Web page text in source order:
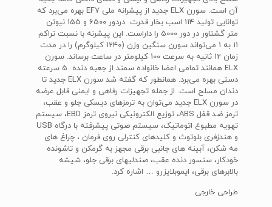
آن است. سورن ELX جدید از پیشرانه ملی EF7 بهره می‌برد که
توانایی تولید 114 اسب بخار قدرت دردور 6500 و 155 نیوتن
متر گشتاور در دور 5000 را داراست. این پیشرنه با نسبت تراکم
11 به 1 می‌تواند سورن سنگین وزن (1240 کیلوگرم) را در مدت
زمان 12 ثانیه به سرعت 100 کیلومتر در ساعت برساند. سورن
ELX همانند تمامی اعضا خانواده سمند از جعبه دنده 5 سرعته
دستی بهره می‌برد. همانطور که گفته شد سورن ELX جدید تا
دندان مسلح است. از جمله تجهیزات رفاهی و ایمنی قابل عرضه
در سورن ELX جدید می‌توان به ترمزهای دیسکی جلو و عقب،
ترمز ضد قفل ABS، توزیع الکترونیکی نیروی ترمز EBD، سیستم
تهویه مطبوع اتوماتیک، سیستم صوتی پیشرفته با درگاه USB
و هندزفری بلوتوث و کلیدهای کنترلی روی فرمان ، چراغ های
مه شکن، آبینه های جانبی برقی مجهز به گرمکن و تاشونده
خودکار، سنسور دنده عقب، صندلیهای برقی جلو، شیشه
بالابرهای برقی، ایموبلایزرو … اشاره کرد.
طراحی خارجی